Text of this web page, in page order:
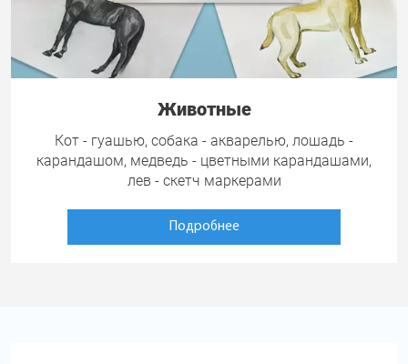
Животные
Кот - гуашью, собака - акварелью, лошадь -
карандашом, медведь - цветными карандашами,
лев - скетч маркерами
Подробнее